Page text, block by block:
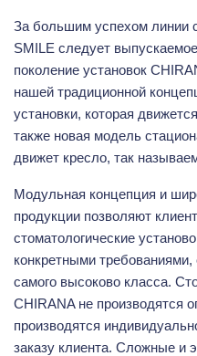
За большим успехом линии
SMILE следует
поколение установок
нашей традиционной
установки, которая
также новая модель
движет кресло, так
Модульная концепция и
продукции позволяют
стоматологические
конкретными
самого высоково класса.
CHIRANA не производятся
производятся
заказу клиента. Сложные и